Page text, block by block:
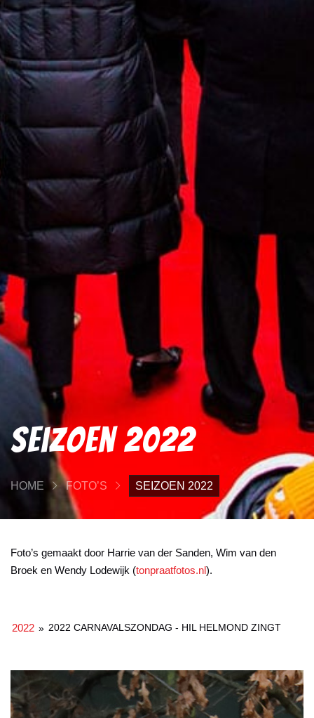
Seizoen 2022
HOME FOTO’S SEIZOEN 2022
Foto’s gemaakt door Harrie van der Sanden, Wim van den
Broek en Wendy Lodewijk (tonpraatfotos.nl).
2022 » 2022 CARNAVALSZONDAG - HIL HELMOND ZINGT